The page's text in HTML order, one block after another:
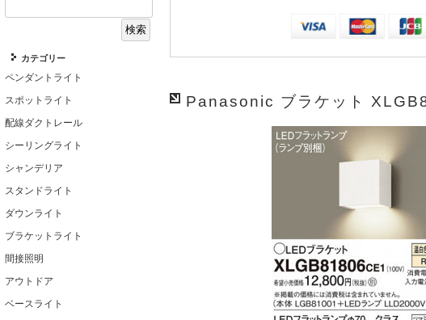
カテゴリー
ペンダントライト
スポットライト
配線ダクトレール
シーリングライト
シャンデリア
スタンドライト
ダウンライト
ブラケットライト
間接照明
アウトドア
ベースライト
Panasonic ブラケット